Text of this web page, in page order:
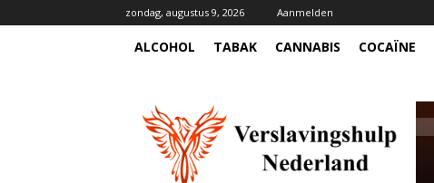
zondag, augustus 9, 2026 Aanmelden
ALCOHOL TABAK CANNABIS COCAÏNE